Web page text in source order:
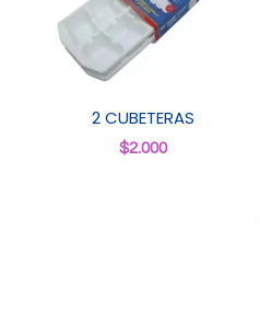
2 CUBETERAS
$2.000